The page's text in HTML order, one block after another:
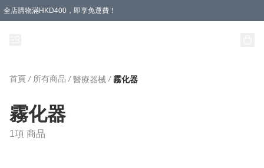
全店購物滿HKD400，即享免運費！
首頁 / 所有商品 / 醫療器械 / 霧化器
霧化器
1項 商品